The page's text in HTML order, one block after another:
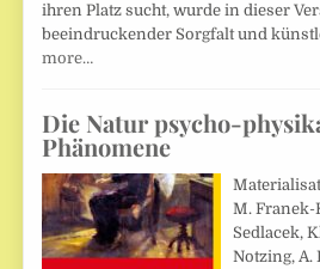
ihren Platz sucht, wurde in dieser
beeindruckender Sorgfalt und
more…
Die Natur psycho-
Phänomene
M.
Sedlacek,
Notzing,